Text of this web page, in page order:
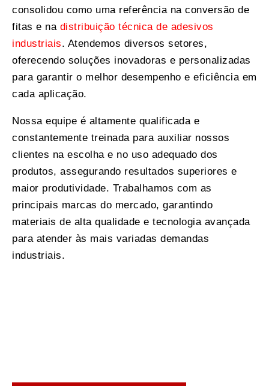
consolidou como uma referência na conversão de
fitas e na distribuição técnica de adesivos
industriais. Atendemos diversos setores,
oferecendo soluções inovadoras e personalizadas
para garantir o melhor desempenho e eficiência em
cada aplicação.
Nossa equipe é altamente qualificada e
constantemente treinada para auxiliar nossos
clientes na escolha e no uso adequado dos
produtos, assegurando resultados superiores e
maior produtividade. Trabalhamos com as
principais marcas do mercado, garantindo
materiais de alta qualidade e tecnologia avançada
para atender às mais variadas demandas
industriais.